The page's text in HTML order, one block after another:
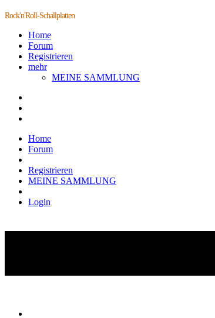
Rock'n'Roll-Schallplatten
Home
Forum
Registrieren
mehr
MEINE SAMMLUNG
Home
Forum
Registrieren
MEINE SAMMLUNG
Login